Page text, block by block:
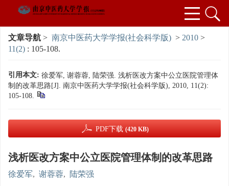
文章导航 > 南京中医药大学学报(社会科学版) > 2010 >
11(2) : 105-108.
引用本文: 徐爱军, 谢蓉蓉, 陆荣强. 浅析医改方案中公立医院管理体
制的改革思路[J]. 南京中医药大学学报(社会科学版), 2010, 11(2):
105-108.
PDF下载 (420 KB)
浅析医改方案中公立医院管理体制的改革思路
徐爱军, 谢蓉蓉, 陆荣强